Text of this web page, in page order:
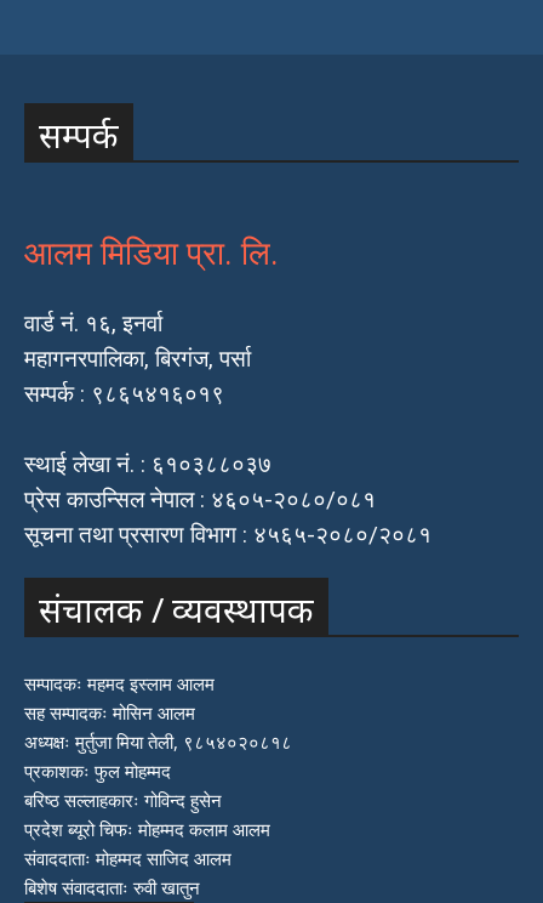
सम्पर्क
आलम मिडिया प्रा. लि.
वार्ड नं. १६, इनर्वा
महागनरपालिका, बिरगंज, पर्सा
सम्पर्क : ९८६५४१६०१९
स्थाई लेखा नं. : ६१०३८८०३७
प्रेस काउन्सिल नेपाल : ४६०५-२०८०/०८१
सूचना तथा प्रसारण विभाग : ४५६५-२०८०/२०८१
संचालक / व्यवस्थापक
सम्पादकः महमद इस्लाम आलम
सह सम्पादकः मोसिन आलम
अध्यक्षः मुर्तुजा मिया तेली, ९८५४०२०८१८
प्रकाशकः फुल मोहम्मद
बरिष्ठ सल्लाहकारः गोविन्द हुसेन
प्रदेश ब्यूरो चिफः मोहम्मद कलाम आलम
संवाददाताः मोहम्मद साजिद आलम
बिशेष संवाददाताः रुवी खातुन